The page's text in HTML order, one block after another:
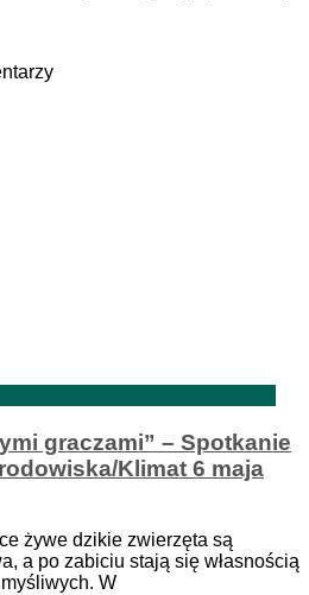
graczami” – Spotkanie
Klimat 6 maja
żywe dzikie zwierzęta są
a po zabiciu stają się własnością
W